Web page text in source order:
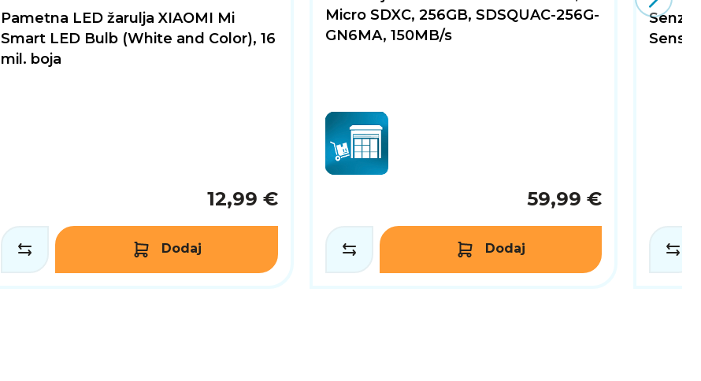
Pametna LED žarulja XIAOMI Mi
Smart LED Bulb (White and Color), 16
mil. boja
12,99 €
Dodaj
Micro SDXC, 256GB, SDSQUAC-256G-
GN6MA, 150MB/s
59,99 €
Dodaj